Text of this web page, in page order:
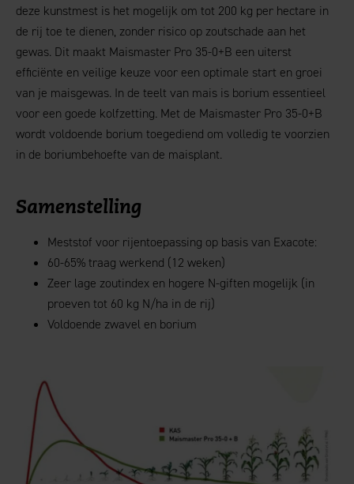
deze kunstmest is het mogelijk om tot 200 kg per hectare in
de rij toe te dienen, zonder risico op zoutschade aan het
gewas. Dit maakt Maismaster Pro 35-0+B een uiterst
efficiënte en veilige keuze voor een optimale start en groei
van je maisgewas. In de teelt van mais is borium essentieel
voor een goede kolfzetting. Met de Maismaster Pro 35-0+B
wordt voldoende borium toegediend om volledig te voorzien
in de boriumbehoefte van de maisplant.
Samenstelling
Meststof voor rijentoepassing op basis van Exacote:
60-65% traag werkend (12 weken)
Zeer lage zoutindex en hogere N-giften mogelijk (in
proeven tot 60 kg N/ha in de rij)
Voldoende zwavel en borium